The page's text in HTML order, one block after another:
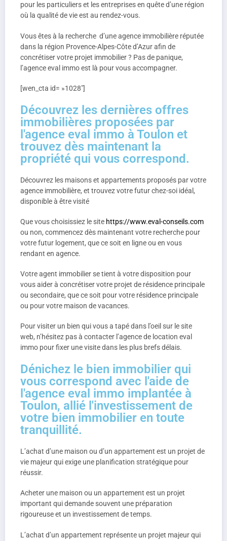
pour les particuliers et les entreprises en quête d’une région
où la qualité de vie est au rendez-vous.
Vous êtes à la recherche d’une agence immobilière réputée
dans la région Provence-Alpes-Côte d’Azur afin de
concrétiser votre projet immobilier ? Pas de panique,
l’agence eval immo est là pour vous accompagner.
[wen_cta id= »1028″]
Découvrez les dernières offres
immobilières proposées par
l'agence eval immo à Toulon et
trouvez dès maintenant la
propriété qui vous correspond.
Découvrez les maisons et appartements proposés par votre
agence immobilière, et trouvez votre futur chez-soi idéal,
disponible à être visité
Que vous choisissiez le site https://www.eval-conseils.com
ou non, commencez dès maintenant votre recherche pour
votre futur logement, que ce soit en ligne ou en vous
rendant en agence.
Votre agent immobilier se tient à votre disposition pour
vous aider à concrétiser votre projet de résidence principale
ou secondaire, que ce soit pour votre résidence principale
ou pour votre maison de vacances.
Pour visiter un bien qui vous a tapé dans l’oeil sur le site
web, n’hésitez pas à contacter l’agence de location eval
immo pour fixer une visite dans les plus brefs délais.
Dénichez le bien immobilier qui
vous correspond avec l'aide de
l'agence eval immo implantée à
Toulon, allié l'investissement de
votre bien immobilier en toute
tranquillité.
L’achat d’une maison ou d’un appartement est un projet de
vie majeur qui exige une planification stratégique pour
réussir.
Acheter une maison ou un appartement est un projet
important qui demande souvent une préparation
rigoureuse et un investissement de temps.
L’achat d’un appartement représente un projet majeur qui